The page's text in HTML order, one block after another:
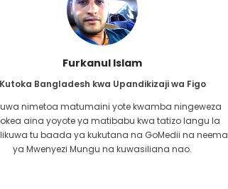
Furkanul Islam
Kutoka Bangladesh kwa Upandikizaji wa Figo
nimetoa matumaini yote kwamba ningeweza
aina yoyote ya matibabu kwa tatizo langu la
tu baada ya kukutana na GoMedii na neema
ya Mwenyezi Mungu na kuwasiliana nao.